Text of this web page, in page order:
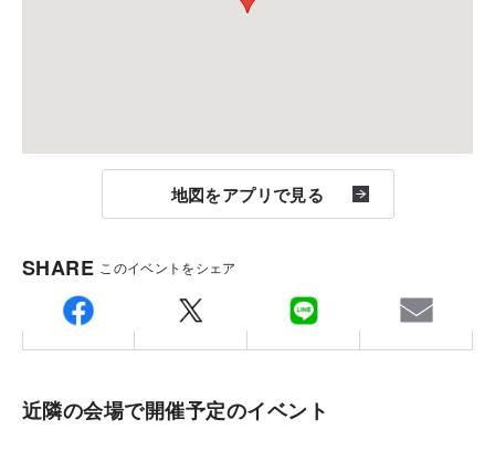
■インターネットの場合：
サイト上の「予約・申し込み」をクリック頂き、必要
項目をご入力下さい。
「希望日時」にご希望の日時を必ずご入力下さい。
こちらからメールもしくはお電話で予約日時確認の御
連絡をさせて頂き、予約完了となります。
※定休日に頂いたお問い合わせ・ご予約のお返事は翌
地図をアプリで見る
SHARE このイベントをシェア
近隣の会場で開催予定のイベント